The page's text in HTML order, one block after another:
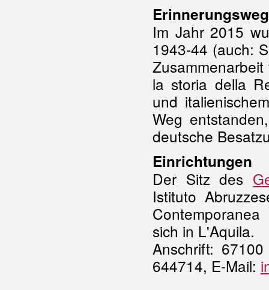
Im Jahr 2015
1943-44 (auch:
la storia della
und
Weg
deutsche
Einrichtungen
Der Sitz des
Istituto
sich in L'Aquila.
Anschrift:
644714, E-Mail: